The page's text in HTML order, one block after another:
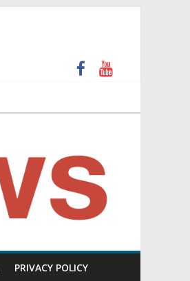
lo chiedono da tempo”
PRIVACY POLICY